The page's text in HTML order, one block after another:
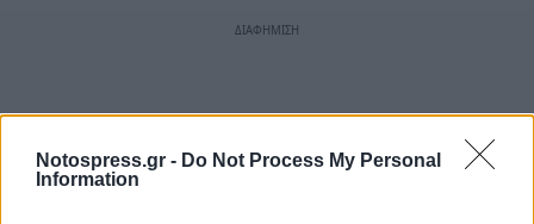
Notospress.gr - Do Not Process My Personal
Information